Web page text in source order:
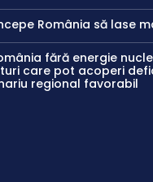
România să lase
fără energie
care pot acoperi
regional favorabil